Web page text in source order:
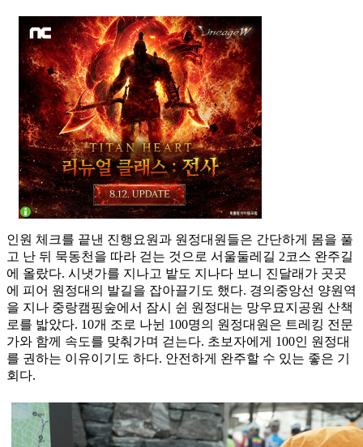
인원 체크를 끝낸 진행요원과 원정대원들은 간단하게 몸을 풀
고 난 뒤 묵동천을 따라 걷는 것으로 서울둘레길 2코스 완주길
에 올랐다. 시냇가를 지나고 밭도 지나다 보니 진달래가 곳곳
에 피어 원정대의 발길을 잡아끌기도 했다. 경의중앙선 양원역
을 지나 중랑캠핑숲에서 잠시 쉰 원정대는 망우묘지공원 산책
로를 밟았다. 10개 조로 나뉜 100명의 원정대원은 트레킹 전문
가와 함께 속도를 맞춰가며 걷는다. 초보자에게 100인 원정대
를 권하는 이유이기도 하다. 안전하게 완주할 수 있는 좋은 기
회다.